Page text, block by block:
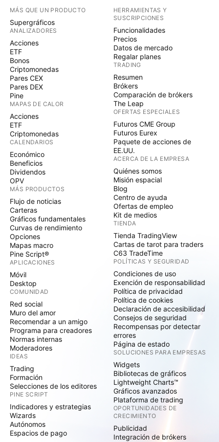
MÁS QUE UN PRODUCTO
Supergráficos
ANALIZADORES
Acciones
ETF
Bonos
Criptomonedas
Pares CEX
Pares DEX
Pine
MAPAS DE CALOR
Acciones
ETF
Criptomonedas
CALENDARIOS
Económico
Beneficios
Dividendos
OPV
MÁS PRODUCTOS
Flujo de noticias
Carteras
Gráficos fundamentales
Curvas de rendimiento
Opciones
Mapas macro
Pine Script®
APLICACIONES
Móvil
Desktop
COMUNIDAD
Red social
Muro del amor
Recomendar a un amigo
Programa para creadores
Normas internas
Moderadores
IDEAS
Trading
Formación
Selecciones de los editores
PINE SCRIPT
Indicadores y estrategias
Wizards
Autónomos
Espacios de pago
HERRAMIENTAS Y
SUSCRIPCIONES
Funcionalidades
Precios
Datos de mercado
Regalar planes
TRADING
Resumen
Brókers
Comparación de brókers
The Leap
OFERTAS ESPECIALES
Futuros CME Group
Futuros Eurex
Paquete de acciones de
EE.UU.
ACERCA DE LA EMPRESA
Quiénes somos
Misión espacial
Blog
Centro de ayuda
Ofertas de empleo
Kit de medios
TIENDA
Tienda TradingView
Cartas de tarot para traders
C63 TradeTime
POLÍTICAS Y SEGURIDAD
Condiciones de uso
Exención de responsabilidad
Política de privacidad
Política de cookies
Declaración de accesibilidad
Consejos de seguridad
Recompensas por detectar
errores
Página de estado
SOLUCIONES PARA EMPRESAS
Widgets
Bibliotecas de gráficos
Lightweight Charts™
Gráficos avanzados
Plataforma de trading
OPORTUNIDADES DE
CRECIMIENTO
Publicidad
Integración de brókers